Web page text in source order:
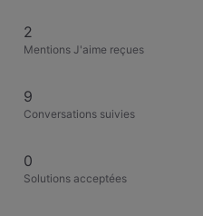
2
Mentions J'aime reçues
9
Conversations suivies
0
Solutions acceptées